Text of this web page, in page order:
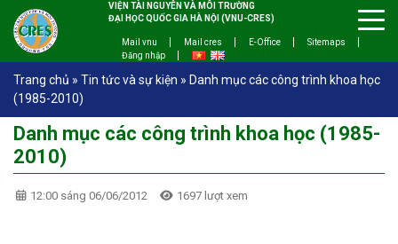
VIỆN TÀI NGUYÊN VÀ MÔI TRƯỜNG
ĐẠI HỌC QUỐC GIA HÀ NỘI (VNU-CRES)
Mail vnu Mail cres E-Office
Sitemaps
Đăng nhập
Trang chủ » Tin tức và sự kiện » Danh mục các công trình khoa học
(1985-2010)
Danh mục các công trình khoa học (1985-
2010)
12:00 sáng 06/06/2012 1697 lượt xem